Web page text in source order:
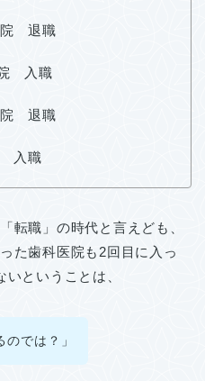
院 退職
入職
退職
入職
転職」の時代と言えども、
た歯科医院も2回目に入っ
ということは、
のでは？」